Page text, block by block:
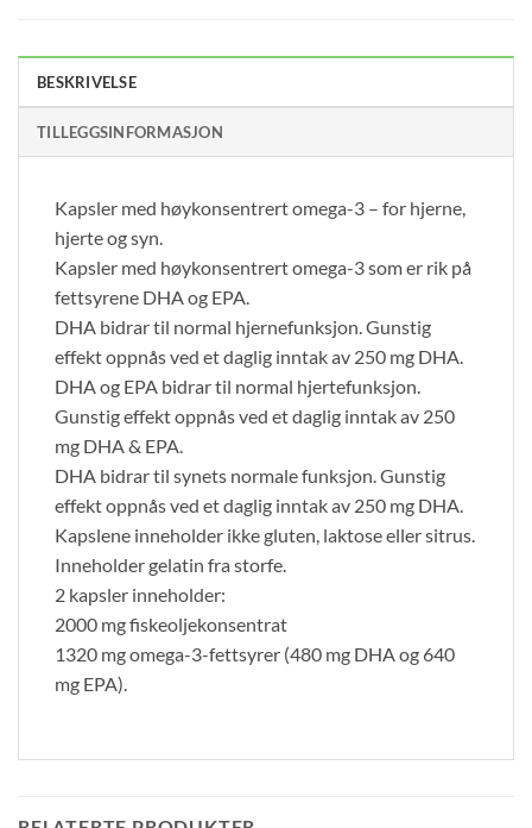
BESKRIVELSE
TILLEGGSINFORMASJON
Kapsler med høykonsentrert omega-3 – for hjerne,
hjerte og syn.
Kapsler med høykonsentrert omega-3 som er rik på
fettsyrene DHA og EPA.
DHA bidrar til normal hjernefunksjon. Gunstig
effekt oppnås ved et daglig inntak av 250 mg DHA.
DHA og EPA bidrar til normal hjertefunksjon.
Gunstig effekt oppnås ved et daglig inntak av 250
mg DHA & EPA.
DHA bidrar til synets normale funksjon. Gunstig
effekt oppnås ved et daglig inntak av 250 mg DHA.
Kapslene inneholder ikke gluten, laktose eller sitrus.
Inneholder gelatin fra storfe.
2 kapsler inneholder:
2000 mg fiskeoljekonsentrat
1320 mg omega-3-fettsyrer (480 mg DHA og 640
mg EPA).